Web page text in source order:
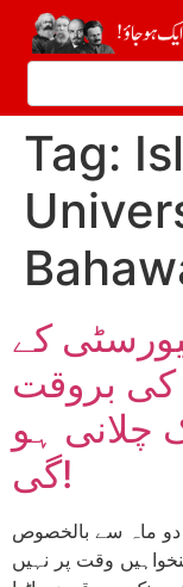
Tag:
کے
کی بروقت
چلانی ہو
گی!
دو ماہ سے بالخصوص
وقت پر نہیں